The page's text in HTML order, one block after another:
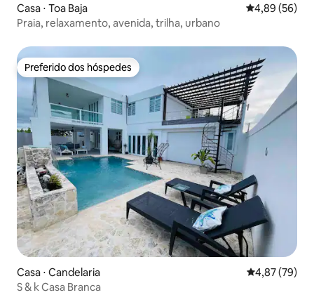
Casa ⋅ Toa Baja 4,89 de uma
4,89 (56)
Praia, relaxamento, avenida, trilha, urbano
Preferido dos hóspedes
Preferido dos hóspedes
Casa ⋅ Candelaria 4,87 de uma
4,87 (79)
S & k Casa Branca